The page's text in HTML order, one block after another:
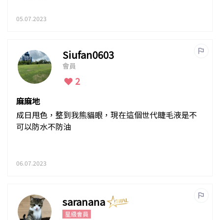
05.07.2023
Siufan0603
會員
2
麻麻地
成日甩色，整到我熊貓眼，現在這個世代睫毛液是不
可以防水不防油
06.07.2023
saranana
星級會員